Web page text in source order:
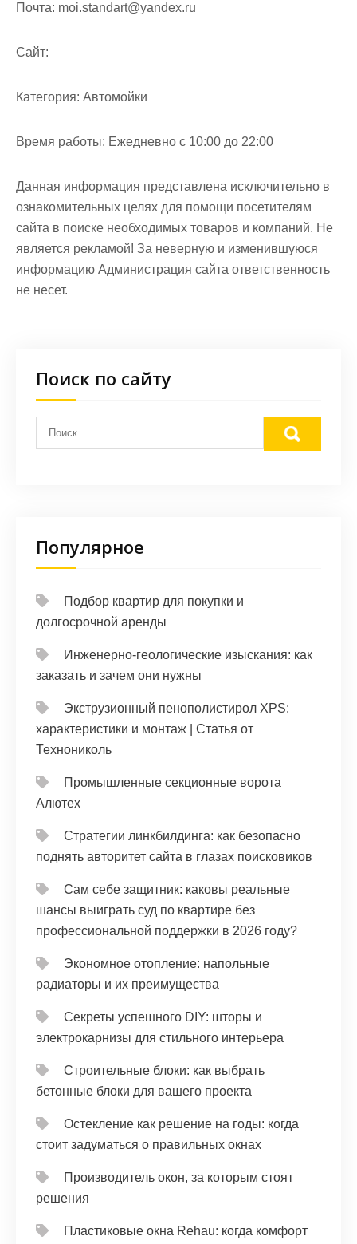
Почта: moi.standart@yandex.ru
Cайт:
Категория: Автомойки
Время работы: Ежедневно с 10:00 до 22:00
Данная информация представлена исключительно в
ознакомительных целях для помощи посетителям
сайта в поиске необходимых товаров и компаний. Не
является рекламой! За неверную и изменившуюся
информацию Администрация сайта ответственность
не несет.
Поиск по сайту
Популярное
Подбор квартир для покупки и
долгосрочной аренды
Инженерно-геологические изыскания: как
заказать и зачем они нужны
Экструзионный пенополистирол XPS:
характеристики и монтаж | Статья от
Технониколь
Промышленные секционные ворота
Алютех
Стратегии линкбилдинга: как безопасно
поднять авторитет сайта в глазах поисковиков
Сам себе защитник: каковы реальные
шансы выиграть суд по квартире без
профессиональной поддержки в 2026 году?
Экономное отопление: напольные
радиаторы и их преимущества
Секреты успешного DIY: шторы и
электрокарнизы для стильного интерьера
Строительные блоки: как выбрать
бетонные блоки для вашего проекта
Остекление как решение на годы: когда
стоит задуматься о правильных окнах
Производитель окон, за которым стоят
решения
Пластиковые окна Rehau: когда комфорт